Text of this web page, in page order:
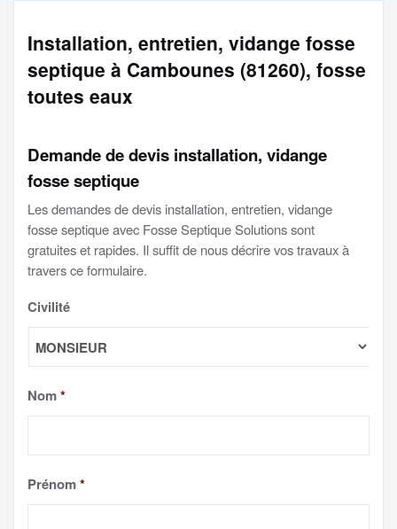
Installation, entretien, vidange fosse
septique à Cambounes (81260), fosse
toutes eaux
Demande de devis installation, vidange
fosse septique
Les demandes de devis installation, entretien, vidange
fosse septique avec Fosse Septique Solutions sont
gratuites et rapides. Il suffit de nous décrire vos travaux à
travers ce formulaire.
Civilité
Nom*
Prénom*